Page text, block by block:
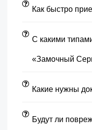
Как быстро
С какими
«Замочный
Какие нужны
Будут ли